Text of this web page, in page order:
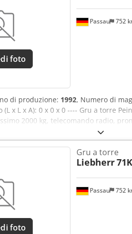
foto
Passau 752
di produzione: 1992, Numero di
x L x A): 0 x 0 x 0 ---- Gru a torre
2000 kg, telecomando radio,
foto
Passau 752
Gru a torre
Liebherr71K